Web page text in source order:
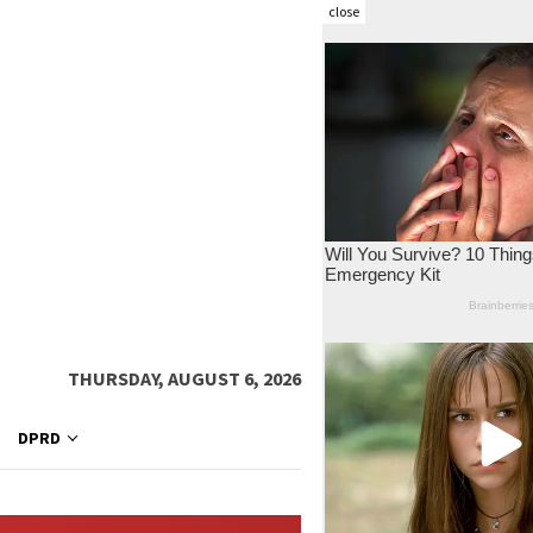
close
THURSDAY, AUGUST 6, 2026
DPRD